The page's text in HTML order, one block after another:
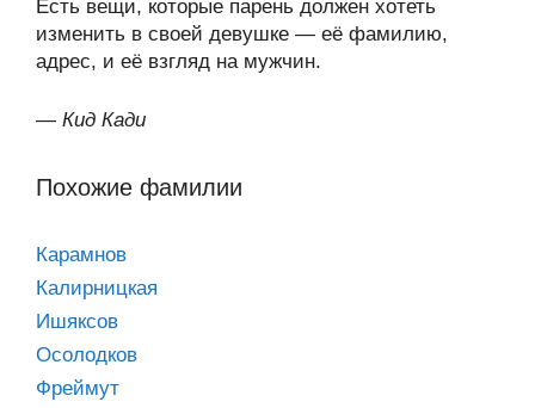
Есть вещи, которые парень должен хотеть
изменить в своей девушке — её фамилию,
адрес, и её взгляд на мужчин.
— Кид Кади
Похожие фамилии
Карамнов
Калирницкая
Ишяксов
Осолодков
Фреймут